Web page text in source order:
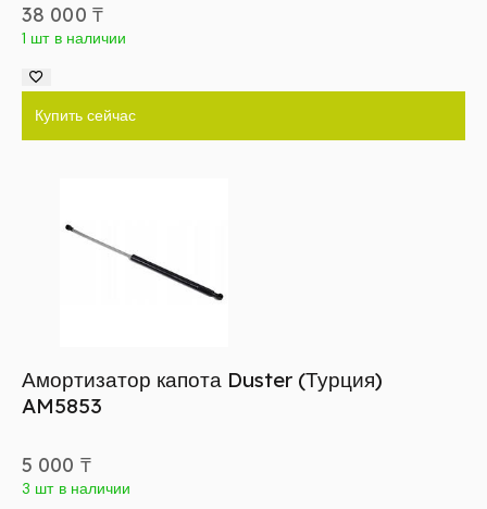
38 000 ₸
1 шт в наличии
Купить сейчас
Амортизатор капота Duster (Турция)
AM5853
5 000 ₸
3 шт в наличии